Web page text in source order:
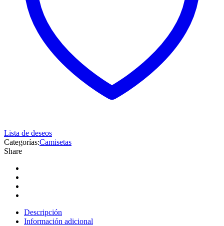
Lista de deseos
Categorías:Camisetas
Share
Descripción
Información adicional